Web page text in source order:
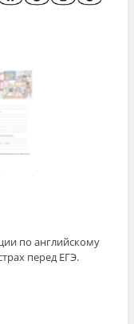
по английскому
перед ЕГЭ.